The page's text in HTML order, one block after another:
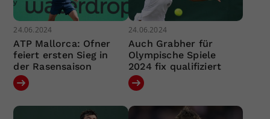
24.06.2024
ATP Mallorca: Ofner
feiert ersten Sieg in
der Rasensaison
24.06.2024
Auch Grabher für
Olympische Spiele
2024 fix qualifiziert